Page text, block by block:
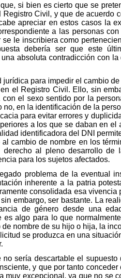
si bien es cierto que se
Civil, y que de acuerdo
apreciar en estos casos la
a las personas
le inscribiera como
debería ser que este
absoluta contradicción con
para impedir el cambio
el Registro Civil. Ello, sin
el sexo sentido por la
en la identificación de la
para evitar errores y
a los que se daban en el
identificadora del DNI
cambio de nombre en los
al pleno desarrollo
para los sujetos afectados.
problema de la eventual
inherente a la patria
consolidada esa
embargo, ser bastante. La
de género desde una
algo para lo que
nombre de su hijo o hija, la
se produzca en una
sería descartable el
y que por tanto
muy excepcional, ya que no se